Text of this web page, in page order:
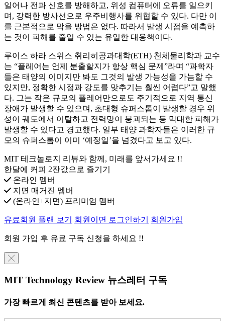
일어나 전파 신호를 방해하고, 위성 컴퓨터에 오류를 일으키
며, 강력한 방사선으로 우주비행사를 위협할 수 있다. 다만 이
를 근본적으로 막을 방법은 없다. 따라서 발생 시점을 예측하
는 것이 피해를 줄일 수 있는 유일한 대응책이다.
루이스 하라 스위스 취리히공과대학(ETH) 천체물리학과 교수
는 “플레어는 언제 분출할지가 항상 핵심 문제”라며 “과학자
들은 태양의 이미지만 봐도 그것의 발생 가능성을 가늠할 수
있지만, 정확한 시점과 강도를 맞추기는 훨씬 어렵다”고 말했
다. 그는 작은 규모의 플레어만으로도 주기적으로 지역 통신
장애가 발생할 수 있으며, 초대형 슈퍼스톰이 발생할 경우 위
성이 궤도에서 이탈하고 전력망이 붕괴되는 등 막대한 피해가
발생할 수 있다고 경고했다. 일부 태양 과학자들은 이러한 규
모의 슈퍼스톰이 이미 ‘예정일’을 넘겼다고 보고 있다.
MIT 테크놀로지 리뷰와 함께, 미래를 앞서가세요 !!
한달에 커피 2잔값으로 즐기기
온라인 멤버
지면 매거진 멤버
(온라인+지면) 프리미엄 멤버
유료회원 플랜 보기 회원이면 로그인하기 회원가입
회원 가입 후 유료 구독 신청을 하세요 !!
╳
MIT Technology Review 뉴스레터 구독
가장 빠르게 최신 콘텐츠를 받아 보세요.